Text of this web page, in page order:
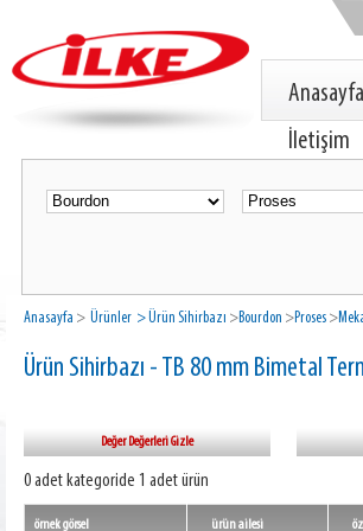
Anasayfa
İletişim
Anasayfa > Ürünler > Ürün Sihirbazı >Bourdon >Proses >
Ürün Sihirbazı - TB 80 mm Bimetal
Değer Değerleri Gizle
0 adet kategoride 1 adet ürün
örnek görsel ürün ailesi